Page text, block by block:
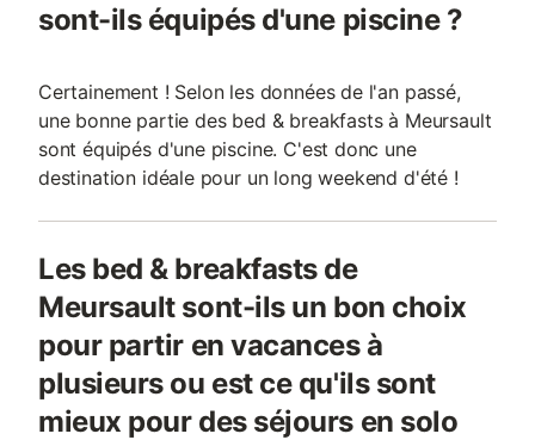
sont-ils équipés d'une piscine ?
Certainement ! Selon les données de l'an passé,
une bonne partie des bed & breakfasts à Meursault
sont équipés d'une piscine. C'est donc une
destination idéale pour un long weekend d'été !
Les bed & breakfasts de
Meursault sont-ils un bon choix
pour partir en vacances à
plusieurs ou est ce qu'ils sont
mieux pour des séjours en solo